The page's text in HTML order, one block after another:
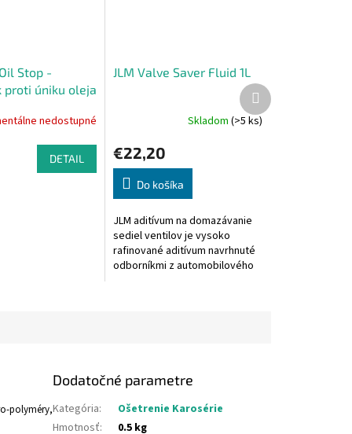
Stop -
proti úniku oleja
nedostupné
DETAIL
JLM Valve Saver Fluid 1L
produktu
je
5,0
z
hviezdičiek.
Skladom(>5 ks)
€22,20
Do košíka
JLM aditívum na domazávanie
sediel ventilov je vysoko
rafinované aditívum navrhnuté
odborníkmi z automobilového
Ďalší
produkt
polyméry,
Dodatočné parametre
Kategória:
Ošetrenie Karosérie
Hmotnosť: 0.5 kg